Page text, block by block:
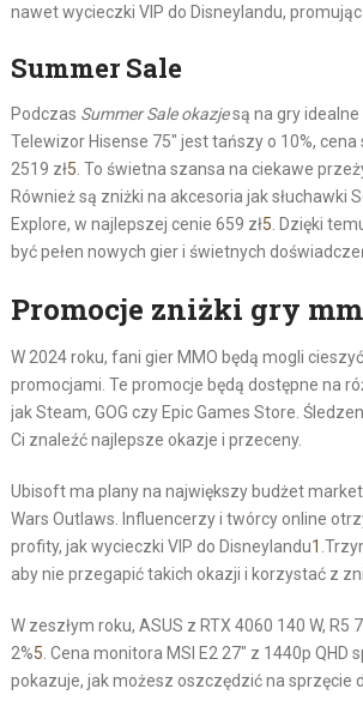
nawet wycieczki VIP do Disneylandu,
Summer Sale
Podczas Summer Sale okazjesą na gry idealne
Telewizor Hisense 75″ jest tańszy o 10%, cena
2519 zł5. To świetna szansa na ciekawe
Również są zniżki na akcesoria jak słuchawki
Explore, w najlepszej cenie 659 zł5. Dzięki
być pełen nowych gier i świetnych
Promocje zniżki gry
W 2024 roku, fani gier MMO będą mogli
promocjami. Te promocje będą dostępne na
jak Steam, GOG czy Epic Games Store.
Ci znaleźć najlepsze okazje i przeceny.
Ubisoft ma plany na największy budżet
Wars Outlaws. Influencerzy i twórcy online
profity, jak wycieczki VIP do Disneylandu1
aby nie przegapić takich okazji i korzystać z
W zeszłym roku, ASUS z RTX 4060 140 W, R5
2%5. Cena monitora MSI E2 27″ z 1440p QHD
pokazuje, jak możesz oszczędzić na sprzęcie